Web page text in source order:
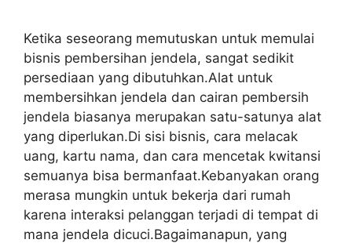
Ketika seseorang memutuskan untuk memulai
bisnis pembersihan jendela, sangat sedikit
persediaan yang dibutuhkan.Alat untuk
membersihkan jendela dan cairan pembersih
jendela biasanya merupakan satu-satunya alat
yang diperlukan.Di sisi bisnis, cara melacak
uang, kartu nama, dan cara mencetak kwitansi
semuanya bisa bermanfaat.Kebanyakan orang
merasa mungkin untuk bekerja dari rumah
karena interaksi pelanggan terjadi di tempat di
mana jendela dicuci.Bagaimanapun, yang